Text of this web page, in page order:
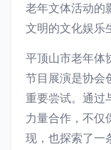
老年文体活动的
文明的文化娱乐
平顶山市老年体
节目展演是协会
重要尝试。通过
力量合作，不仅
现，也探索了一